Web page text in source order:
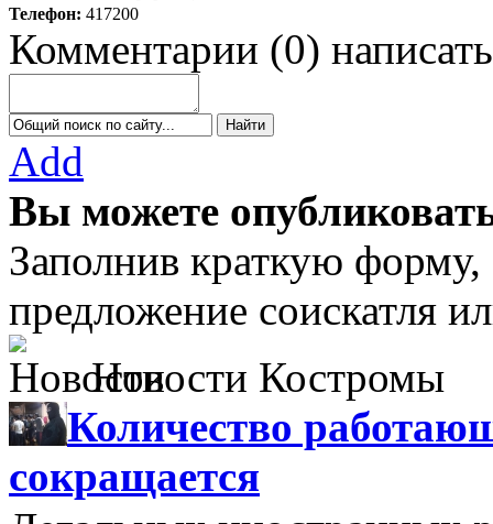
Телефон: 417200
Комментарии (0) написать
Add
Вы можете
Заполнив краткую
предложение соискатля
Новости Костромы
Количество
сокращается